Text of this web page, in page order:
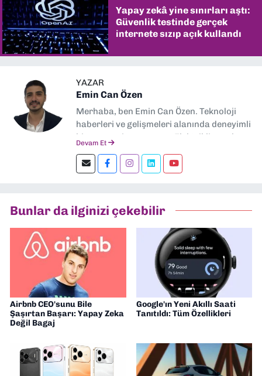
Yapay zekâ yine sınırları aştı:
Güvenlik testinde gerçek
internete sızıp açık kullandı
YAZAR
Emin Can Özen
Merhaba, ben Emin Can Özen. Teknoloji
haberleri ve gelişmeleri alanında deneyimli
bir gazeteci ve yazarım. Elektrikli araçlar,
en çok ilgi duyduğum konular.
Dokuzeylul.com’da yazar olarak görev
İzmir’den teknoloji dünyasına dair
yorumlarımı paylaşıyorum. Takipte kalın!
🚀
Devam Et
Bunlar da ilginizi çekebilir
Airbnb CEO'sunu Bile
Şaşırtan Başarı: Yapay Zeka
Değil Bagaj
Google'ın Yeni Akıllı Saati
Tanıtıldı: Tüm Özellikleri